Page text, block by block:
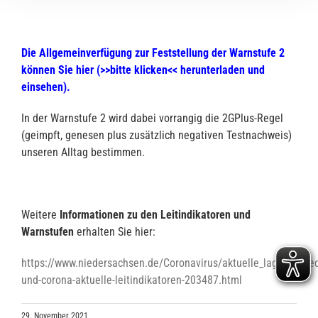
Die Allgemeinverfügung zur Feststellung der Warnstufe 2
können Sie hier (>>bitte klicken<< herunterladen und
einsehen).
In der Warnstufe 2 wird dabei vorrangig die 2GPlus-Regel
(geimpft, genesen plus zusätzlich negativen Testnachweis)
unseren Alltag bestimmen.
Weitere Informationen zu den Leitindikatoren und
Warnstufen erhalten Sie hier:
https://www.niedersachsen.de/Coronavirus/
und-corona-aktuelle-leitindikatoren-203487.html
29. November 2021